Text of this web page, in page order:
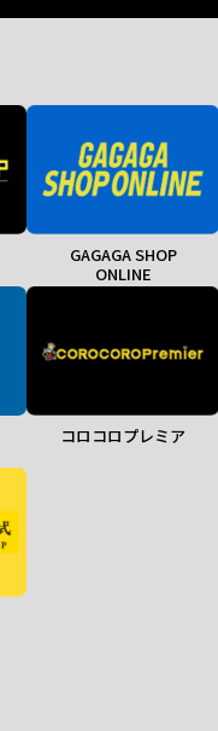
GAGAGA SHOP
ONLINE
コロコロプレミア